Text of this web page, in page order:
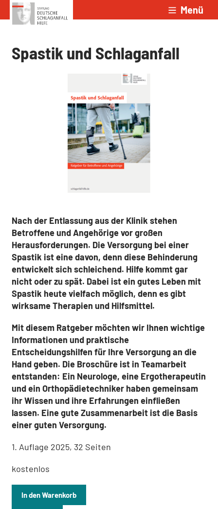
Zum Inhalt springen Menü
Spastik und Schlaganfall
Nach der Entlassung aus der Klinik stehen
Betroffene und Angehörige vor großen
Herausforderungen. Die Versorgung bei einer
Spastik ist eine davon, denn diese Behinderung
entwickelt sich schleichend. Hilfe kommt gar
nicht oder zu spät. Dabei ist ein gutes Leben mit
Spastik heute vielfach möglich, denn es gibt
wirksame Therapien und Hilfsmittel.
Mit diesem Ratgeber möchten wir Ihnen wichtige
Informationen und praktische
Entscheidungshilfen für Ihre Versorgung an die
Hand geben. Die Broschüre ist in Teamarbeit
entstanden: Ein Neurologe, eine Ergotherapeutin
und ein Orthopädietechniker haben gemeinsam
ihr Wissen und ihre Erfahrungen einfließen
lassen. Eine gute Zusammenarbeit ist die Basis
einer guten Versorgung.
1. Auflage 2025, 32 Seiten
kostenlos
In den Warenkorb